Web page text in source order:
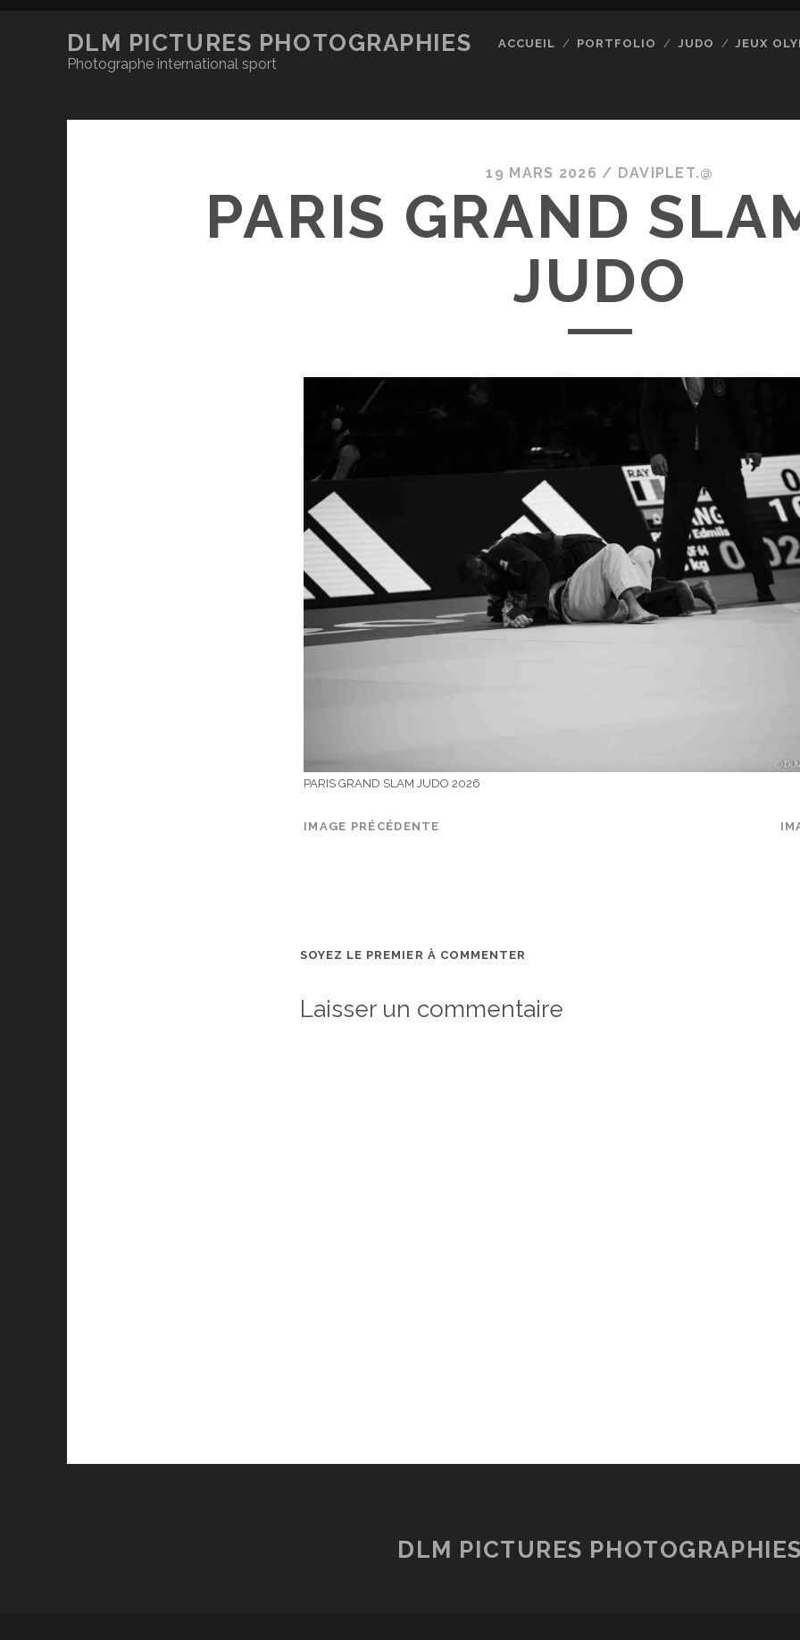
DLM PICTURES PHOTOGRAPHIES
Photographe international sport
ACCUEIL PORTFOLIO JUDO JEUX
19 MARS 2026 / DAVIPLET.@
PARIS GRAND
JUDO
PARIS GRAND SLAM JUDO 2026
IMAGE PRÉCÉDENTE
SOYEZ LE PREMIER À COMMENTER
Laisser un commentaire
DLM PICTURES